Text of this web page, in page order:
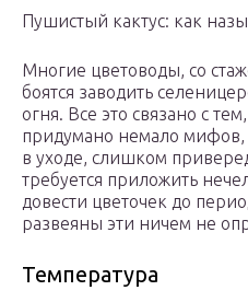
Пушистый кактус: как
Многие цветоводы, со
боятся заводить
огня. Все это связано с
придумано немало мифов,
в уходе, слишком
требуется приложить
довести цветочек до
развеяны эти ничем не
Температура